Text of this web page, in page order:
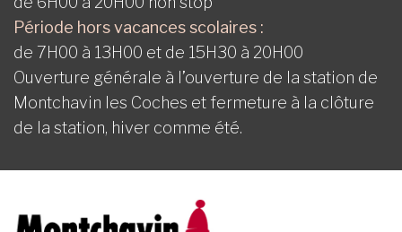
Période hors vacances scolaires :
de 7H00 à 13H00 et de 15H30 à 20H00
Ouverture générale à l’ouverture de la station de
Montchavin les Coches et fermeture à la clôture
de la station, hiver comme été.